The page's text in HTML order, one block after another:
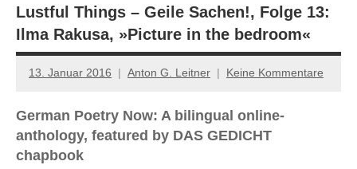
Lyrik,
Essay
Lustful Things – Geile Sachen!, Folge 13:
Ilma Rakusa, »Picture in the bedroom«
13. Januar 2016 Anton G. Leitner Keine Kommentare
German Poetry Now: A bilingual online-
anthology, featured by DAS GEDICHT
chapbook